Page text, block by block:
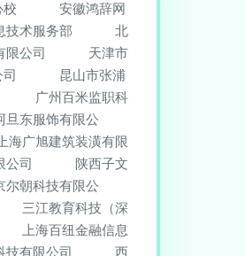
校
安徽鸿辞网
技术服务部
北
限公司
天津市
昆山市张浦
广州百米监职科
旦东服饰有限公
上海广旭建筑装潢有限
公司
陕西子文
尔朝科技有限公
三江教育科技（深
上海百纽金融信息
技有限公司 西